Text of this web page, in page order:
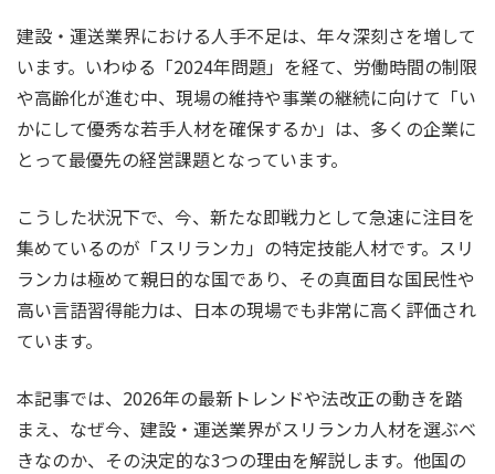
建設・運送業界における人手不足は、年々深刻さを増して
います。いわゆる「2024年問題」を経て、労働時間の制限
や高齢化が進む中、現場の維持や事業の継続に向けて「い
かにして優秀な若手人材を確保するか」は、多くの企業に
とって最優先の経営課題となっています。
こうした状況下で、今、新たな即戦力として急速に注目を
集めているのが「スリランカ」の特定技能人材です。スリ
ランカは極めて親日的な国であり、その真面目な国民性や
高い言語習得能力は、日本の現場でも非常に高く評価され
ています。
本記事では、2026年の最新トレンドや法改正の動きを踏
まえ、なぜ今、建設・運送業界がスリランカ人材を選ぶべ
きなのか、その決定的な3つの理由を解説します。他国の